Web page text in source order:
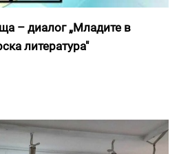
– диалог „Младите в
литература"